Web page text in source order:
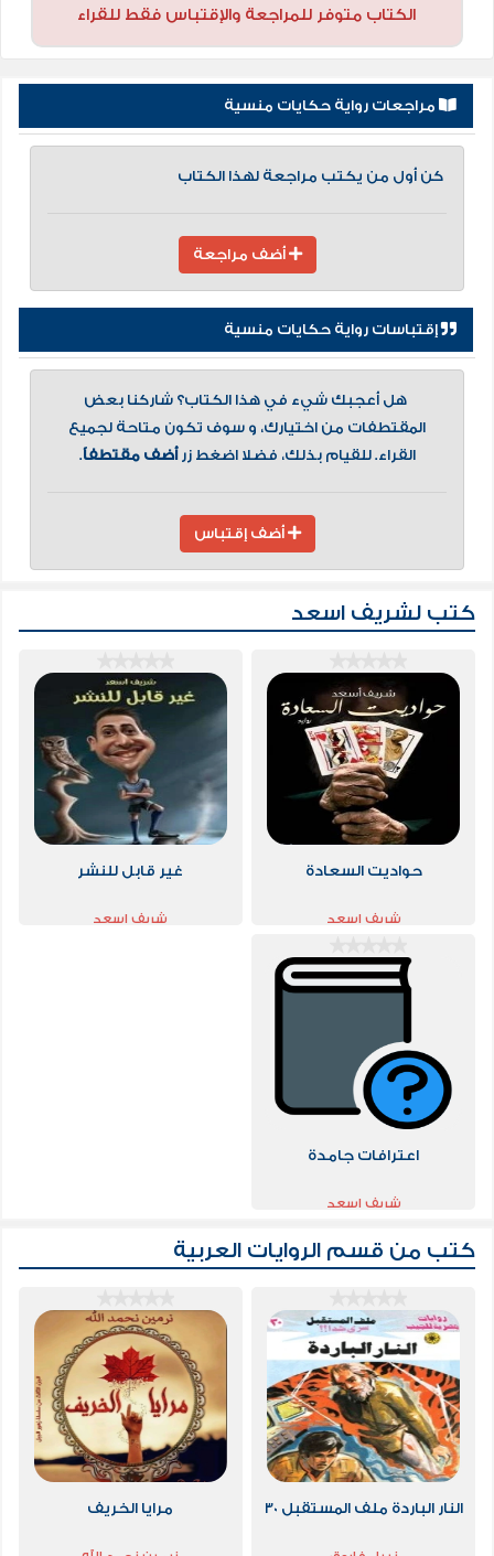
الكتاب متوفر للمراجعة والإقتباس فقط للقراء
مراجعات رواية حكايات منسية
كن أول من يكتب مراجعة لهذا الكتاب
أضف مراجعة
إقتباسات رواية حكايات منسية
هل أعجبك شيء في هذا الكتاب؟ شاركنا بعض
المقتطفات من اختيارك، و سوف تكون متاحة لجميع
القراء. للقيام بذلك، فضلا اضغط زرأضف مقتطفاً.
أضف إقتباس
كتب لشريف اسعد
حواديت السعادة
شريف اسعد
غير قابل للنشر
شريف اسعد
اعترافات جامدة
شريف اسعد
كتب من قسم الروايات العربية
النار الباردة ملف المستقبل 30 مرايا الخريف